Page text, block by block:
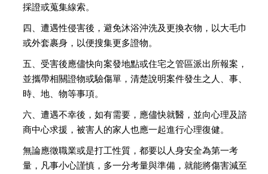
採證或蒐集線索。
四、遭遇性侵害後，避免沐浴沖洗及更換衣物，以大毛巾
或外套裹身，以便搜集更多證物。
五、受害後應儘快向案發地點或住宅之管區派出所報案，
並攜帶相關證物或驗傷單，清楚說明案件發生之人、事、
時、地、物等事項。
六、遭遇不幸後，如有需要，應儘快就醫，並向心理及諮
商中心求援，被害人的家人也應一起進行心理復健。
無論應徵職業或是打工性質，都要以人身安全為第一考
量，凡事小心謹慎，多一分考量與準備，就能將傷害減至